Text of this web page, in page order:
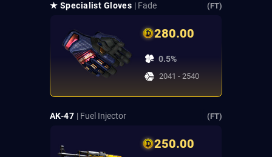
★ Specialist Gloves | Fade (FT)
280.00
0.5%
2041 - 2540
AK-47 | Fuel Injector (FT)
250.00